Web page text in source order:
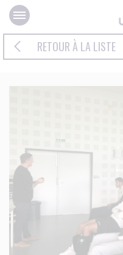
Panneau de gestion des
RETOUR À LA LISTE